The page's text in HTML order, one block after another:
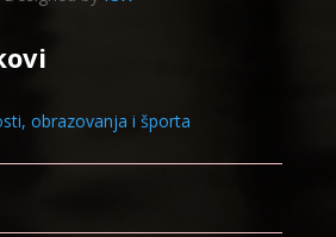
obrazovanja i športa